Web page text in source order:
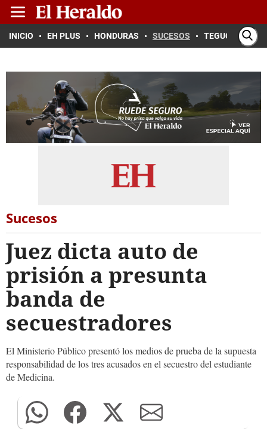
INICIO EH PLUS HONDURAS SUCESOS TEGUCIGALPA
Sucesos
Juez dicta auto de
prisión a presunta
banda de
secuestradores
El Ministerio Público presentó los medios de prueba de la supuesta
responsabilidad de los tres acusados en el secuestro del estudiante
de Medicina.